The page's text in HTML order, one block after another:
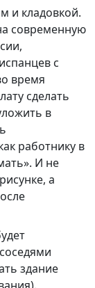
и кладовкой.
современную
с
время
сделать
в
работнику в
И не
а
здание